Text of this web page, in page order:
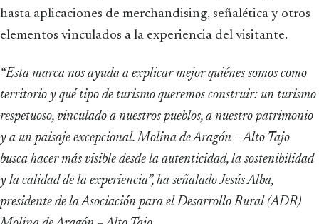
hasta aplicaciones de merchandising, señalética y otros
elementos vinculados a la experiencia del visitante.
“Esta marca nos ayuda a explicar mejor quiénes somos como
territorio y qué tipo de turismo queremos construir: un turismo
respetuoso, vinculado a nuestros pueblos, a nuestro patrimonio
y a un paisaje excepcional. Molina de Aragón – Alto Tajo
busca hacer más visible desde la autenticidad, la sostenibilidad
y la calidad de la experiencia”, ha señalado Jesús Alba,
presidente de la Asociación para el Desarrollo Rural (ADR)